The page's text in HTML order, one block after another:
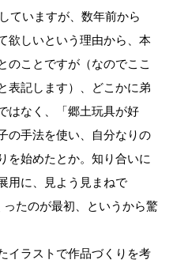
ていますが、数年前から
欲しいという理由から、本
のことですが（なのでここ
表記します）、どこかに弟
はなく、「郷土玩具が好
の手法を使い、自分なりの
を始めたとか。知り合いに
用に、見よう見まねで
ったのが最初、というから驚
イラストで作品づくりを考